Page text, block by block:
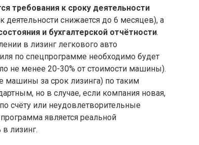
требования к сроку деятельности
снижается до 6 месяцев), а
и бухгалтерской отчётности.
в лизинг легкового авто
по спецпрограмме необходимо будет
не менее 20-30% от стоимости машины).
машины за срок лизинга) по таким
но в случае, если компания новая,
счёту или неудовлетворительные
является реальной
лизинг.